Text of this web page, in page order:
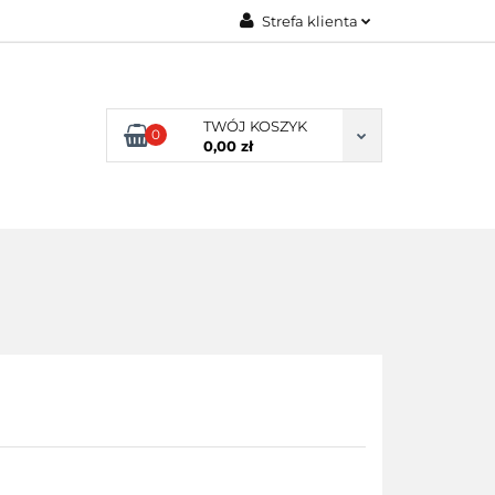
Strefa klienta
Zarejestruj się
Dodaj zgłoszenie
0
TWÓJ KOSZYK
0,00 zł
KLIENCI